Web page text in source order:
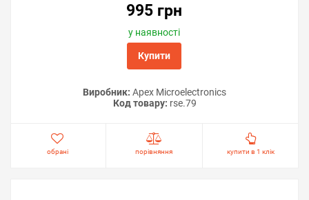
995 грн
у наявності
Купити
Виробник: Apex Microelectronics
Код товару: rse.79
обрані порівняння купити в 1 клік